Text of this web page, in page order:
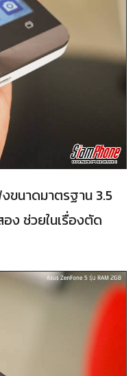
ขนาดมาตรฐาน 3.5
ง ช่วยในเรื่องตัด